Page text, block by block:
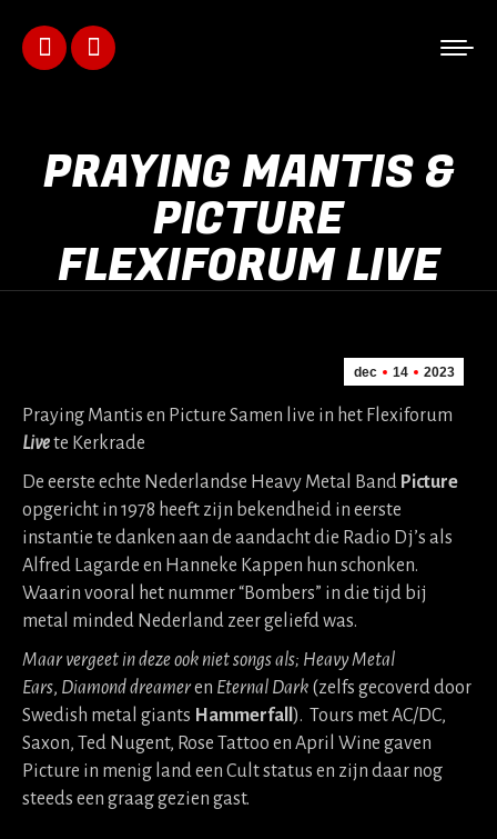
Facebook
opens
new
window
Instagram
opens
new
window
PRAYING MANTIS &
PICTURE
FLEXIFORUM LIVE
dec 14 2023
Praying Mantis en Picture Samen live in het Flexiforum
Livete Kerkrade
De eerste echte Nederlandse Heavy Metal Band Picture
opgericht in 1978 heeft zijn bekendheid in eerste
instantie te danken aan de aandacht die Radio Dj’s als
Alfred Lagarde en Hanneke Kappen hun schonken.
Waarin vooral het nummer “Bombers” in die tijd bij
metal minded Nederland zeer geliefd was.
Maar vergeet in deze ook niet songs als; Heavy Metal
Ears, Diamond dreameren Eternal Dark (zelfs gecoverd door
Swedish metal giants Hammerfall ). Tours met AC/DC,
Saxon, Ted Nugent, Rose Tattoo en April Wine gaven
Picture in menig land een Cult status en zijn daar nog
steeds een graag gezien gast.